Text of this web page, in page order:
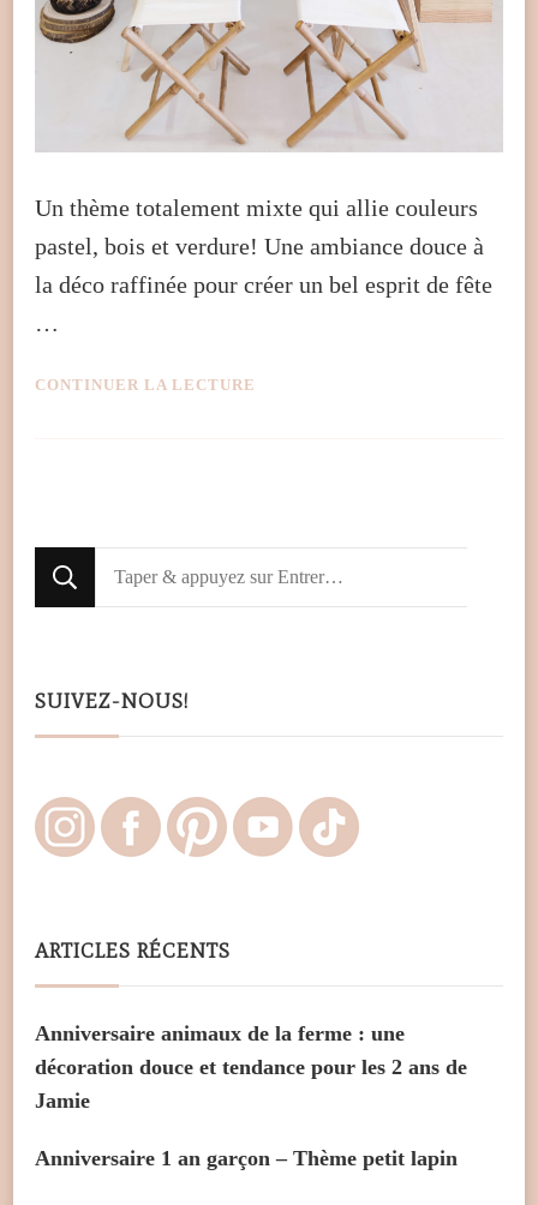
Un thème totalement mixte qui allie couleurs
pastel, bois et verdure! Une ambiance douce à
la déco raffinée pour créer un bel esprit de fête
…
CONTINUER LA LECTURE
Looking
for
SUIVEZ-NOUS!
ARTICLES RÉCENTS
Anniversaire animaux de la ferme : une
décoration douce et tendance pour les 2 ans de
Jamie
Anniversaire 1 an garçon – Thème petit lapin